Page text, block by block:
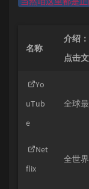
名称
介绍：
点击
Yo
uTub
e
全球
Net
flix
全世